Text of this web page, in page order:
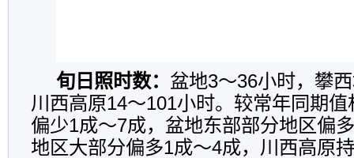
旬日照时数： 盆地3～36小时，攀
川西高原14～101小时。较常年同期
偏少1成～7成，盆地东部部分地区偏
地区大部分偏多1成～4成，川西高原